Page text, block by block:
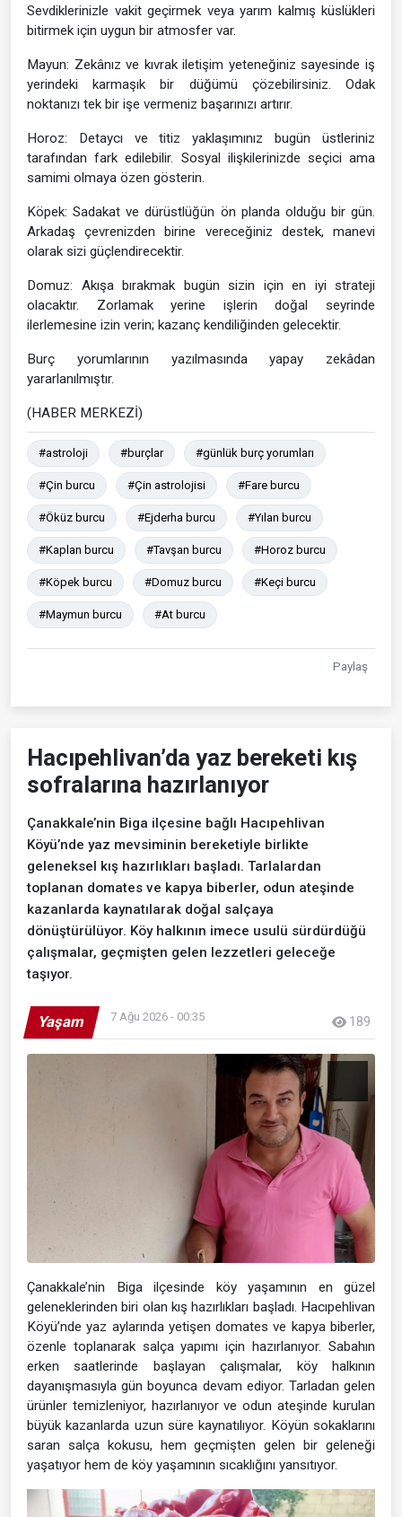
Sevdiklerinizle vakit geçirmek veya yarım kalmış küslükleri
bitirmek için uygun bir atmosfer var.
Mayun: Zekânız ve kıvrak iletişim yeteneğiniz sayesinde iş
yerindeki karmaşık bir düğümü çözebilirsiniz. Odak
noktanızı tek bir işe vermeniz başarınızı artırır.
Horoz: Detaycı ve titiz yaklaşımınız bugün üstleriniz
tarafından fark edilebilir. Sosyal ilişkilerinizde seçici ama
samimi olmaya özen gösterin.
Köpek: Sadakat ve dürüstlüğün ön planda olduğu bir gün.
Arkadaş çevrenizden birine vereceğiniz destek, manevi
olarak sizi güçlendirecektir.
Domuz: Akışa bırakmak bugün sizin için en iyi strateji
olacaktır. Zorlamak yerine işlerin doğal seyrinde
ilerlemesine izin verin; kazanç kendiliğinden gelecektir.
Burç yorumlarının yazılmasında yapay zekâdan
yararlanılmıştır.
(HABER MERKEZİ)
#astroloji #burçlar #günlük burç yorumları
#Çin burcu #Çin astrolojisi #Fare burcu
#Öküz burcu #Ejderha burcu #Yılan burcu
#Kaplan burcu #Tavşan burcu #Horoz burcu
#Köpek burcu #Domuz burcu #Keçi burcu
#Maymun burcu #At burcu
Paylaş
Hacıpehlivan’da yaz bereketi kış
sofralarına hazırlanıyor
Çanakkale’nin Biga ilçesine bağlı Hacıpehlivan
Köyü’nde yaz mevsiminin bereketiyle birlikte
geleneksel kış hazırlıkları başladı. Tarlalardan
toplanan domates ve kapya biberler, odun ateşinde
kazanlarda kaynatılarak doğal salçaya
dönüştürülüyor. Köy halkının imece usulü sürdürdüğü
çalışmalar, geçmişten gelen lezzetleri geleceğe
taşıyor.
Yaşam 7 Ağu 2026 - 00:35 189
Çanakkale’nin Biga ilçesinde köy yaşamının en güzel
geleneklerinden biri olan kış hazırlıkları başladı. Hacıpehlivan
Köyü’nde yaz aylarında yetişen domates ve kapya biberler,
özenle toplanarak salça yapımı için hazırlanıyor. Sabahın
erken saatlerinde başlayan çalışmalar, köy halkının
dayanışmasıyla gün boyunca devam ediyor. Tarladan gelen
ürünler temizleniyor, hazırlanıyor ve odun ateşinde kurulan
büyük kazanlarda uzun süre kaynatılıyor. Köyün sokaklarını
saran salça kokusu, hem geçmişten gelen bir geleneği
yaşatıyor hem de köy yaşamının sıcaklığını yansıtıyor.